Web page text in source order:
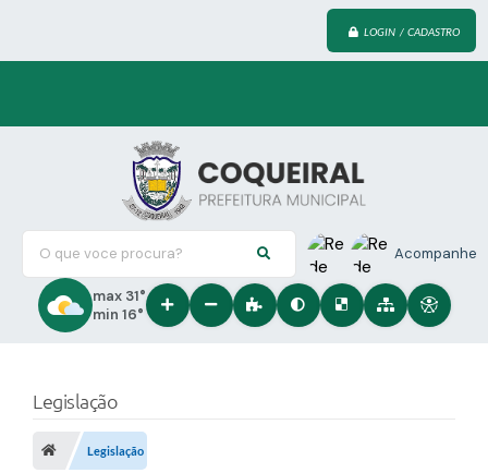
LOGIN / CADASTRO
O que voce procura? Acompanhe
max 31°
min 16°
Legislação
Legislação